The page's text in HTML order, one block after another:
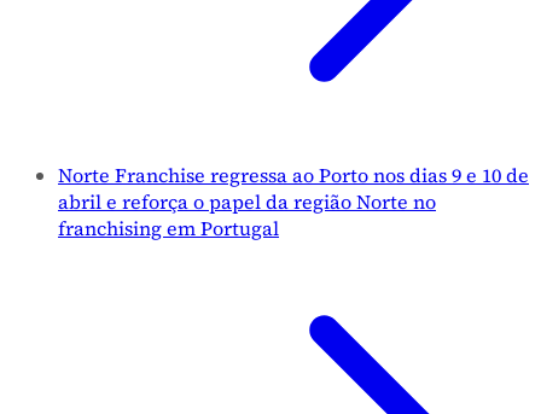
Norte Franchise regressa ao Porto nos dias 9 e 10 de
abril e reforça o papel da região Norte no
franchising em Portugal